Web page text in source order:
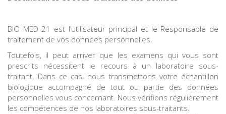
BIO MED 21 est l’utilisateur principal et le Responsable de
traitement de vos données personnelles.
Toutefois, il peut arriver que les examens qui vous sont
prescrits nécessitent le recours à un laboratoire sous-
traitant. Dans ce cas, nous transmettons votre échantillon
biologique accompagné de tout ou partie des données
personnelles vous concernant. Nous vérifions régulièrement
les compétences de nos laboratoires sous-traitants.